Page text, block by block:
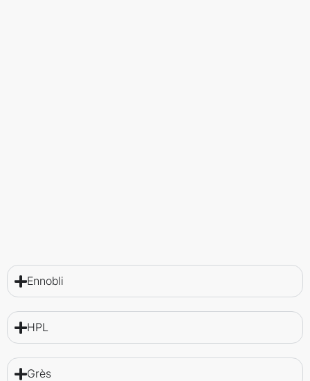
Ennobli
HPL
Grès